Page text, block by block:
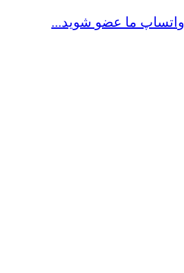
واتساپ ما عضو شوید...